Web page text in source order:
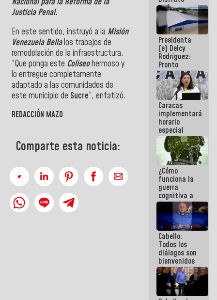
Justicia Penal.
En este sentido, instruyó a la Misión
Venezuela Bellalos trabajos de
remodelación de la infraestructura.
“Que ponga este Coliseohermoso y
lo entregue completamente
adaptado a las comunidades de
este municipio de Sucre”, enfatizó.
REDACCIÓN MAZO
Comparte esta noticia:
cada vez
que escribes
porque lo
que haces
es
embarrarla
Presidenta
(e) Delcy
Rodríguez:
Pronto
restableceremos
las
operaciones
en el
Aeropuerto
Internacional
de
Maiquetía
Caracas
implementará
horario
especial
para
adaptarse
al plan de
ahorro
energético
¿Cómo
funciona la
guerra
cognitiva a
favor de la
narrativa
hegemónica?
(1)
Cabello:
Todos los
diálogos son
bienvenidos
siempre que
estén en el
marco de la
Constitución